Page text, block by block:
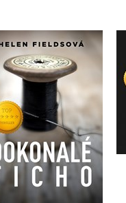
Dokonalé ticho
Helen Fieldsová
Do košíku
375 Kč